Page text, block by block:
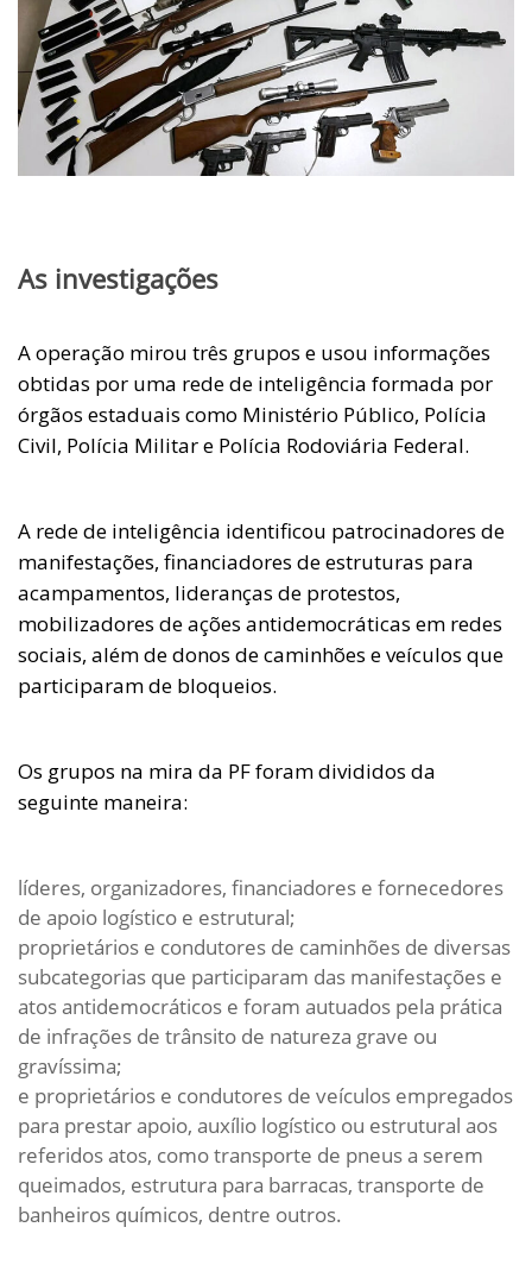
As investigações
A operação mirou três grupos e usou informações
obtidas por uma rede de inteligência formada por
órgãos estaduais como Ministério Público, Polícia
Civil, Polícia Militar e Polícia Rodoviária Federal.
A rede de inteligência identificou patrocinadores de
manifestações, financiadores de estruturas para
acampamentos, lideranças de protestos,
mobilizadores de ações antidemocráticas em redes
sociais, além de donos de caminhões e veículos que
participaram de bloqueios.
Os grupos na mira da PF foram divididos da
seguinte maneira:
líderes, organizadores, financiadores e fornecedores
de apoio logístico e estrutural;
proprietários e condutores de caminhões de diversas
subcategorias que participaram das manifestações e
atos antidemocráticos e foram autuados pela prática
de infrações de trânsito de natureza grave ou
gravíssima;
e proprietários e condutores de veículos empregados
para prestar apoio, auxílio logístico ou estrutural aos
referidos atos, como transporte de pneus a serem
queimados, estrutura para barracas, transporte de
banheiros químicos, dentre outros.